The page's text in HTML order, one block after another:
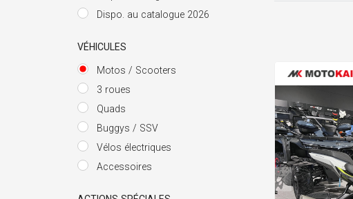
Dispo. au catalogue 2026
VÉHICULES
Motos / Scooters
3 roues
Quads
Buggys / SSV
Vélos électriques
Accessoires